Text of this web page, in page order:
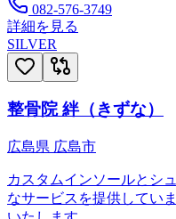
082-576-3749
詳細を見る
SILVER
整骨院 絆（きずな）
広島県 広島市
カスタムインソールとシ
なサービスを提供してい